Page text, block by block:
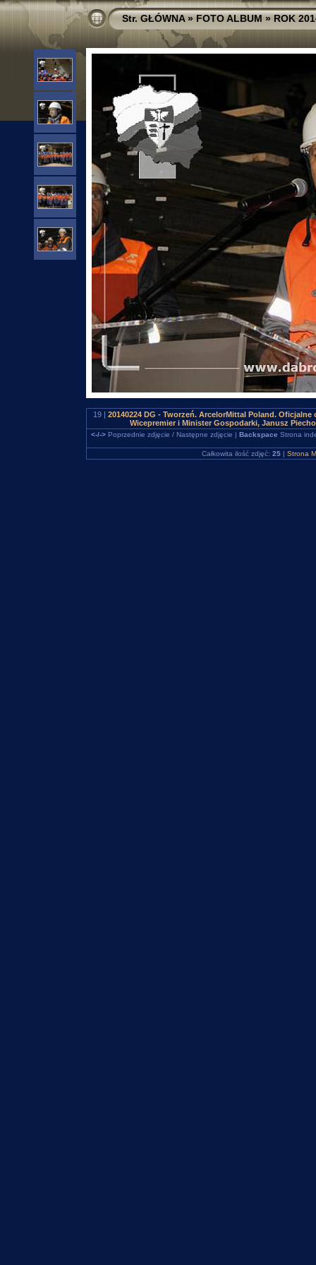
Str. GŁÓWNA»FOTO ALBUM»ROK
19 | 20140224 DG - Tworzeń. ArcelorMittal Poland.
Wicepremier i Minister Gospodarki, Janusz
<-/->Poprzednie zdjęcie / Następne zdjęcie | Backspace Strona
Całkowita ilość zdjęć: 25 | Strona